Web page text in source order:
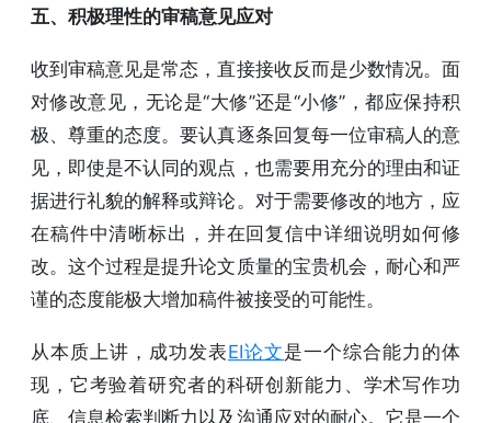
五、积极理性的审稿意见应对
收到审稿意见是常态，直接接收反而是少数情况。面
对修改意见，无论是“大修”还是“小修”，都应保持积
极、尊重的态度。要认真逐条回复每一位审稿人的意
见，即使是不认同的观点，也需要用充分的理由和证
据进行礼貌的解释或辩论。对于需要修改的地方，应
在稿件中清晰标出，并在回复信中详细说明如何修
改。这个过程是提升论文质量的宝贵机会，耐心和严
谨的态度能极大增加稿件被接受的可能性。
从本质上讲，成功发表EI论文是一个综合能力的体
现，它考验着研究者的科研创新能力、学术写作功
底、信息检索判断力以及沟通应对的耐心。它是一个